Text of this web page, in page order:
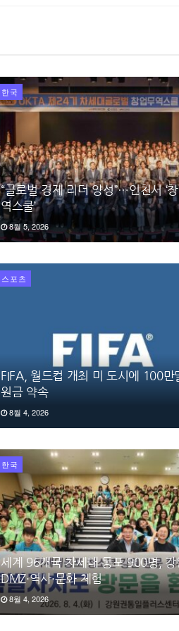
한국
“글로벌 경제 리더 양성”…인천서 ‘
역스쿨’
8월 5, 2026
스포츠
FIFA, 월드컵 개최 미 도시에 100만
원금 약속
8월 4, 2026
한국
세계 96개국 차세대 동포 900명, 강
DMZ·역사·문화 체험
8월 4, 2026